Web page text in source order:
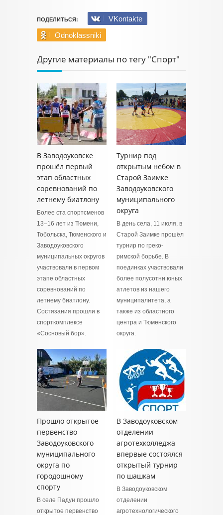
ПОДЕЛИТЬСЯ:
VKontakte
Odnoklassniki
Другие материалы по тегу "Спорт"
В Заводоуковске
прошёл первый
этап областных
соревнований по
летнему биатлону
Более ста спортсменов
13–16 лет из Тюмени,
Тобольска, Тюменского и
Заводоуковского
муниципальных округов
участвовали в первом
этапе областных
соревнований по
летнему биатлону.
Состязания прошли в
спорткомплексе
«Сосновый бор».
Турнир под
открытым небом в
Старой Заимке
Заводоуковского
муниципального
округа
В день села, 11 июля, в
Старой Заимке прошёл
турнир по греко-
римской борьбе. В
поединках участвовали
более полусотни юных
атлетов из нашего
муниципалитета, а
также из областного
центра и Тюменского
округа.
Прошло открытое
первенство
Заводоуковского
муниципального
округа по
городошному
спорту
В селе Падун прошло
открытое первенство
В Заводоуковском
отделении
агротехколледжа
впервые состоялся
открытый турнир
по шашкам
В Заводоуковском
отделении
агротехнологического